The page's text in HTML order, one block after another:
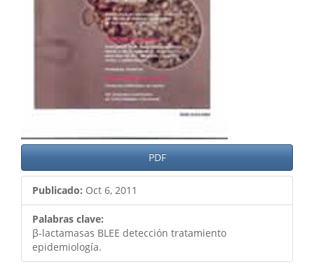
PDF
Publicado: Oct 6, 2011
Palabras clave:
β-lactamasas BLEE detección tratamiento
epidemiología.